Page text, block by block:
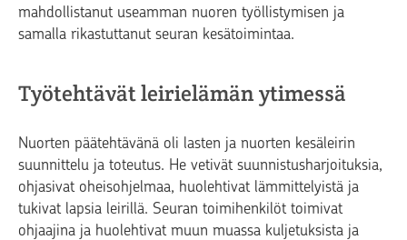
mahdollistanut useamman nuoren työllistymisen ja
samalla rikastuttanut seuran kesätoimintaa.
Työtehtävät leirielämän ytimessä
Nuorten päätehtävänä oli lasten ja nuorten kesäleirin
suunnittelu ja toteutus. He vetivät suunnistusharjoituksia,
ohjasivat oheisohjelmaa, huolehtivat lämmittelyistä ja
tukivat lapsia leirillä. Seuran toimihenkilöt toimivat
ohjaajina ja huolehtivat muun muassa kuljetuksista ja